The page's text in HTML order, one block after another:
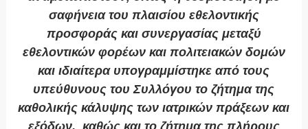
σαφήνεια του πλαισίου εθελοντικής
προσφοράς και συνεργασίας μεταξύ
εθελοντικών φορέων και πολιτειακών δομών
και ιδιαίτερα υπογραμμίστηκε από τους
υπεύθυνους του Συλλόγου το ζήτημα της
καθολικής κάλυψης των ιατρικών πράξεων και